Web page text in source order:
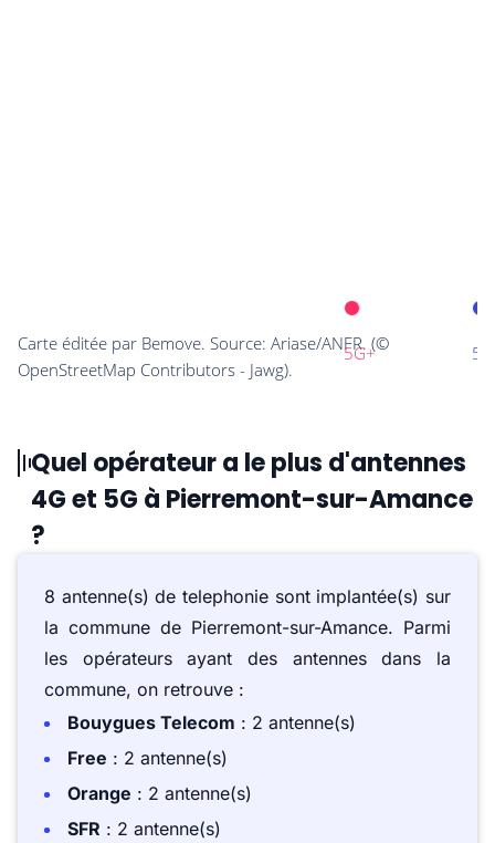
Quel opérateur a le plus d'antennes
4G et 5G à Pierremont-sur-Amance
?
8 antenne(s) de telephonie sont implantée(s) sur
la commune de Pierremont-sur-Amance. Parmi
les opérateurs ayant des antennes dans la
commune, on retrouve :
Bouygues Telecom : 2 antenne(s)
Free : 2 antenne(s)
Orange : 2 antenne(s)
SFR : 2 antenne(s)